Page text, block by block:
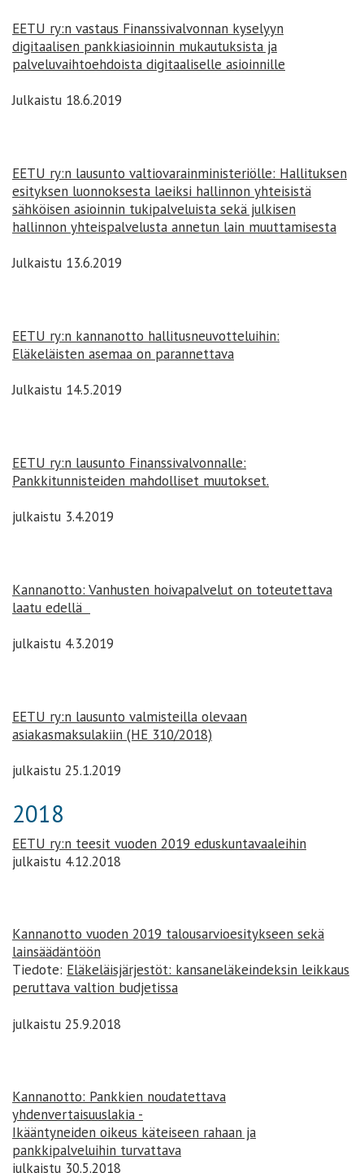
EETU ry:n vastaus Finanssivalvonnan kyselyyn
digitaalisen pankkiasioinnin mukautuksista ja
palveluvaihtoehdoista digitaaliselle asioinnille
Julkaistu 18.6.2019
EETU ry:n lausunto valtiovarainministeriölle: Hallituksen
esityksen luonnoksesta laeiksi hallinnon yhteisistä
sähköisen asioinnin tukipalveluista sekä julkisen
hallinnon yhteispalvelusta annetun lain muuttamisesta
Julkaistu 13.6.2019
EETU ry:n kannanotto hallitusneuvotteluihin:
Eläkeläisten asemaa on parannettava
Julkaistu 14.5.2019
EETU ry:n lausunto Finanssivalvonnalle:
Pankkitunnisteiden mahdolliset muutokset.
julkaistu 3.4.2019
Kannanotto: Vanhusten hoivapalvelut on toteutettava
laatu edellä
julkaistu 4.3.2019
EETU ry:n lausunto valmisteilla olevaan
asiakasmaksulakiin (HE 310/2018)
julkaistu 25.1.2019
2018
EETU ry:n teesit vuoden 2019 eduskuntavaaleihin
julkaistu 4.12.2018
Kannanotto vuoden 2019 talousarvioesitykseen sekä
lainsäädäntöön
Tiedote: Eläkeläisjärjestöt: kansaneläkeindeksin leikkaus
peruttava valtion budjetissa
julkaistu 25.9.2018
Kannanotto: Pankkien noudatettava
yhdenvertaisuuslakia -
Ikääntyneiden oikeus käteiseen rahaan ja
pankkipalveluihin turvattava
julkaistu 30.5.2018